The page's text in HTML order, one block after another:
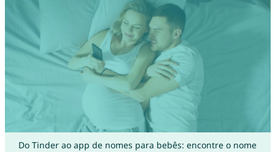
Do Tinder ao app de nomes para bebês: encontre o nome